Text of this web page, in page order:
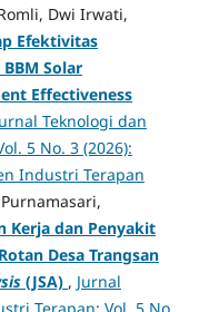
Dwi Irwati,
Efektivitas
Solar
Effectiveness
Teknologi dan
5 No. 3 (2026):
Industri Terapan
Kerja dan Penyakit
Desa Trangsan
(JSA) , Jurnal